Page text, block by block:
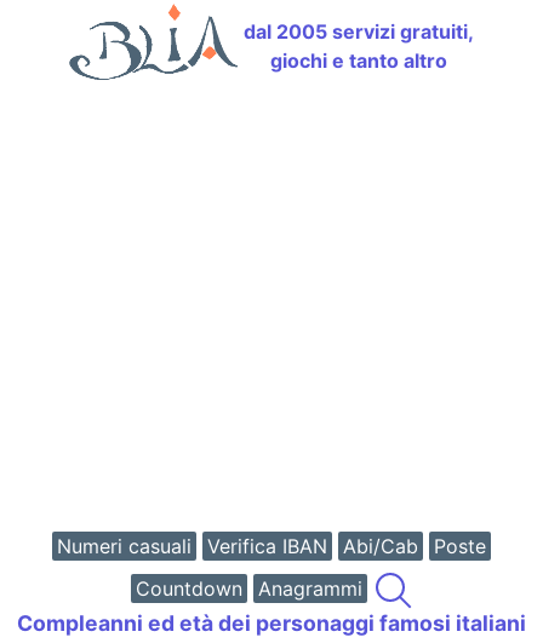
dal 2005 servizi gratuiti,
giochi e tanto altro
Numeri casuali Verifica IBAN Abi/Cab
Poste
Countdown
Anagrammi
Compleanni ed età dei personaggi famosi italiani